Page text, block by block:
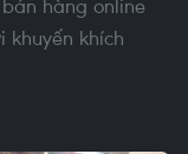
hàng online
khuyến khích